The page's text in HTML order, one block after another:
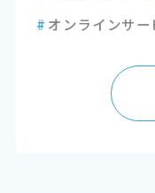
# オンラインサー